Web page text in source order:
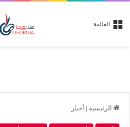
القائمة
الرئيسية | أخبار